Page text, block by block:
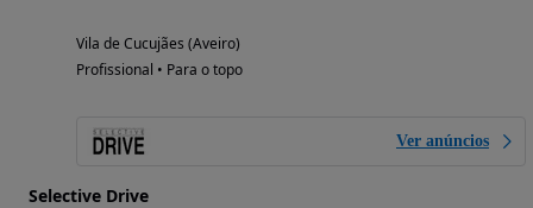
Vila de Cucujães (Aveiro)
Profissional • Para o topo
Ver anúncios
Selective Drive